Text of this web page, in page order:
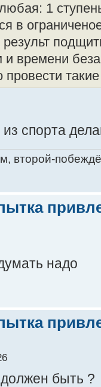
1
в
времени
такие
из спорта
второй-
надо
быть ?